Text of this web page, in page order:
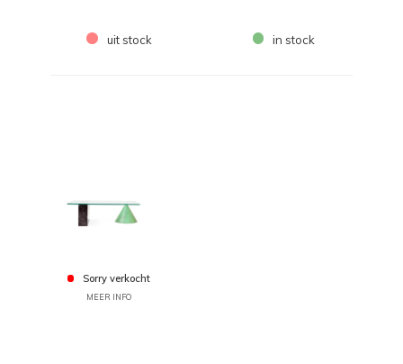
uit stock in stock
Sorry verkocht
MEER INFO